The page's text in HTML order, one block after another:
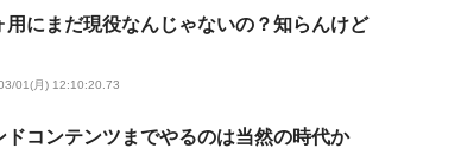
用にまだ現役なんじゃないの？知らんけど
01(月) 12:10:20.73
ドコンテンツまでやるのは当然の時代か